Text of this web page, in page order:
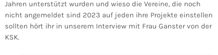
Jahren unterstützt wurden und wieso die Vereine, die noch
nicht angemeldet sind 2023 auf jeden ihre Projekte einstellen
sollten hört ihr in unserem Interview mit Frau Ganster von der
KSK.